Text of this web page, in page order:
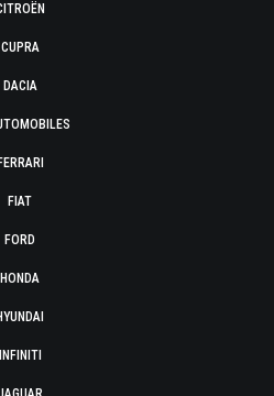
CUPRA
DACIA
FERRARI
FIAT
FORD
HONDA
INFINITI